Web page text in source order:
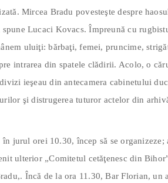
Mircea Bradu povesteşte despre
Lucaci Kovacs. Împreună cu
uluiţi: bărbaţi, femei, pruncime,
intrarea din spatele clădirii. Acolo, o
ieşeau din antecamera cabinetului
şi distrugerea tuturor actelor din
jurul orei 10.30, încep să se
ulterior „Comitetul cetăţenesc din
Încă de la ora 11.30, Bar Florian, un